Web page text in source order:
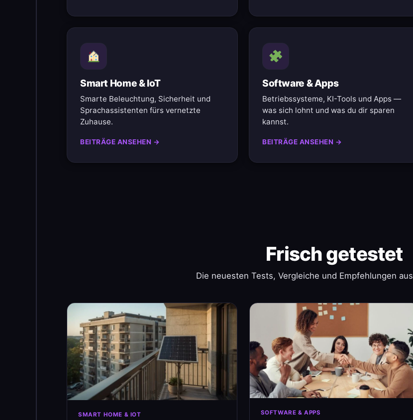
Smart Home & IoT
Smarte Beleuchtung, Sicherheit und
Sprachassistenten fürs vernetzte
Zuhause.
BEITRÄGE ANSEHEN →
Software & Apps
Betriebssysteme, KI-Tools und Apps —
was sich lohnt und was du dir sparen
kannst.
BEITRÄGE ANSEHEN →
Frisch getestet
Die neuesten Tests, Vergleiche und Empfehlungen
SMART HOME & IOT SOFTWARE & APPS